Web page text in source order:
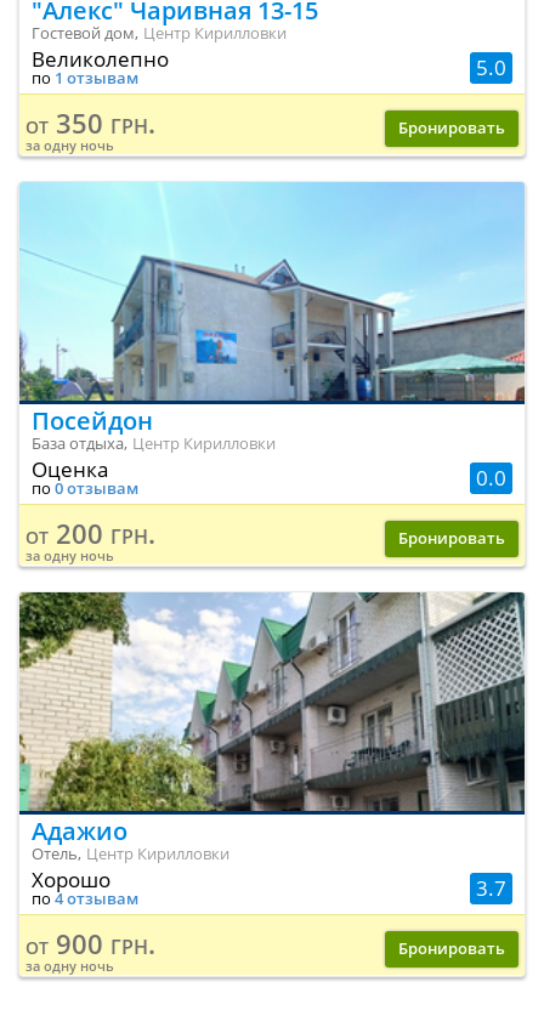
"Алекс" Чаривная 13-15
Гостевой дом, Центр Кирилловки
5.0
Великолепно
по 1 отзывам
от 350 грн.
за одну ночь
Бронировать
Посейдон
База отдыха, Центр Кирилловки
0.0
Оценка
по 0 отзывам
от 200 грн.
за одну ночь
Бронировать
Адажио
Отель, Центр Кирилловки
3.7
Хорошо
по 4 отзывам
от 900 грн.
за одну ночь
Бронировать